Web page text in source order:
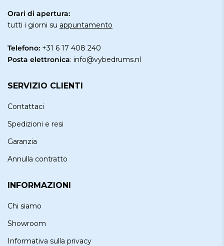
Orari di apertura:
tutti i giorni su appuntamento
Telefono: +31 6 17 408 240
Posta elettronica: info@vybedrums.nl
SERVIZIO CLIENTI
Contattaci
Spedizioni e resi
Garanzia
Annulla contratto
INFORMAZIONI
Chi siamo
Showroom
Informativa sulla privacy